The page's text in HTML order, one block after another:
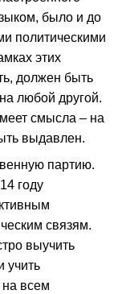
было и до
политическими
этих
должен быть
любой другой.
смысла – на
выдавлен.
партию.
году
связям.
выучить
учить
на всем